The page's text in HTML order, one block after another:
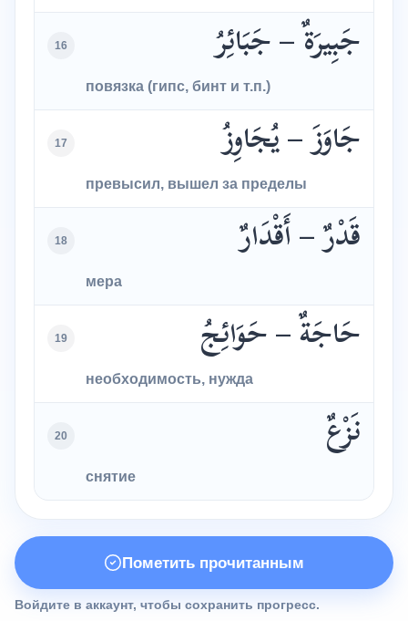
16 جَبِيرَةٌ – جَبَائِرُ
повязка (гипс, бинт и т.п.)
17 جَاوَزَ – يُجَاوِزُ
превысил, вышел за пределы
18 قَدْرٌ – أَقْدَارٌ
мера
19 حَاجَةٌ – حَوَائِجُ
необходимость, нужда
20 نَزْعٌ
снятие
Пометить прочитанным
Войдите в аккаунт, чтобы сохранить прогресс.